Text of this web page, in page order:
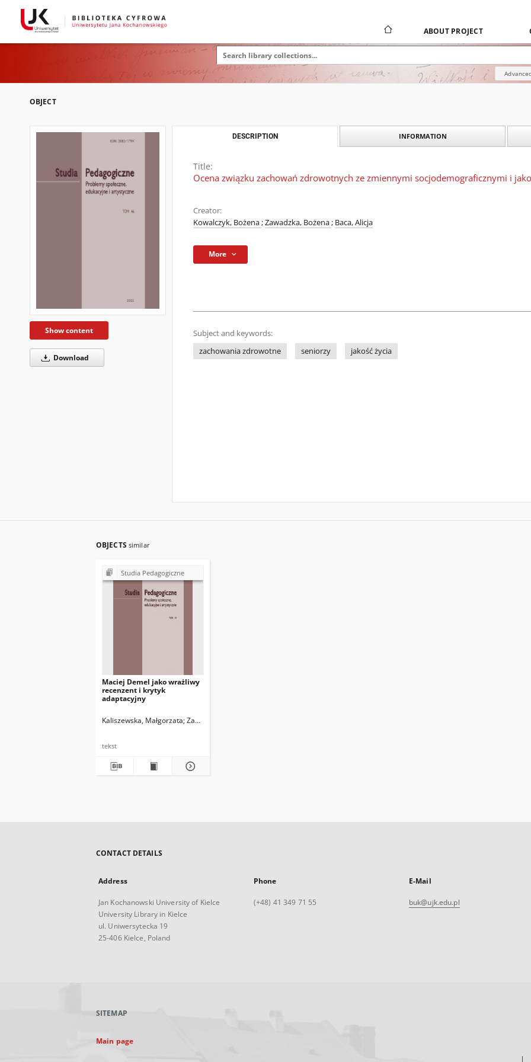
ABOUT PROJECT
OBJECT
Show content
Download
DESCRIPTION INFORMATION
Title:
Ocena związku zachowań zdrowotnych ze zmiennymi socjodemograficznymi i
Creator:
Kowalczyk, Bożena;Zawadzka, Bożena; Baca, Alicja
More
Subject and keywords:
zachowania zdrowotne
seniorzy jakość życia
OBJECTS similar
Studia Pedagogiczne
Maciej Demel jako wrażliwy
recenzent i krytyk
adaptacyjny
Kaliszewska, Małgorzata Zawadzka, Bożena
tekst
CONTACT DETAILS
Address
Jan Kochanowski University of Kielce
University Library in Kielce
ul. Uniwersytecka 19
25-406 Kielce, Poland
Phone
(+48) 41 349 71 55
E-Mail
buk@ujk.edu.pl
SITEMAP
Main page